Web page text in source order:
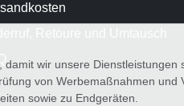
wir unsere
von Werbemaßnahmen
sowie zu Endgeräten.